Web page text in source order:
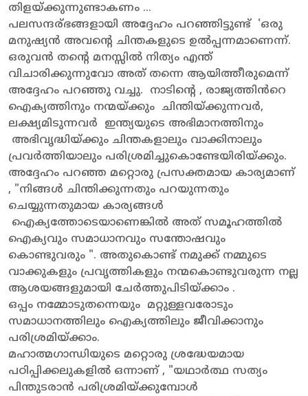
തിളയ്ക്കുന്നുണ്ടാകണം ...
പലസന്ദര്ഭങ്ങളായി അദ്ദേഹം പറഞ്ഞിട്ടുണ്ട് 'ഒരു
മനുഷ്യൻ അവന്റെ ചിന്തകളുടെ ഉൽപ്പന്നമാണെന്ന്.
ഒരുവൻ തന്റെ മനസ്സിൽ നിത്യം എന്ത്
വിചാരിക്കുന്നുവോ അത് തന്നെ ആയിത്തീരുമെന്ന്
അദ്ദേഹം പറഞ്ഞു വച്ചു. നാടിന്റെ , രാജ്യത്തിൻറെ
ഐക്യത്തിനും നന്മയ്ക്കും ചിന്തിയ്ക്കുന്നവർ,
ലക്ഷ്യമിടുന്നവർ ഇന്ത്യയുടെ അഭിമാനത്തിനും
അഭിവൃദ്ധിയ്ക്കും ചിന്തകളാലും വാക്കിനാലും
പ്രവർത്തിയാലും പരിശ്രമിച്ചുകൊണ്ടേയിരിയ്ക്കും.
അദ്ദേഹം പറഞ്ഞ മറ്റൊരു പ്രസക്തമായ കാര്യമാണ്
, "നിങ്ങൾ ചിന്തിക്കുന്നതും പറയുന്നതും
ചെയ്യുന്നതുമായ കാര്യങ്ങൾ
ഐക്യത്തോടെയാണെങ്കിൽ അത്‌ സമൂഹത്തിൽ ‌
ഐക്യവും സമാധാനവും സന്തോഷവും
കൊണ്ടുവരും ". അതുകൊണ്ട് നമുക്ക് നമ്മുടെ
വാക്കുകളും പ്രവൃത്തികളും നന്മകൊണ്ടുവരുന്ന നല്ല
ആശയങ്ങളുമായി ചേർത്തുപിടിയ്ക്കാം .
ഒപ്പം നമ്മോടുതന്നെയും മറ്റുള്ളവരോടും
സമാധാനത്തിലും ഐക്യത്തിലും ജീവിക്കാനും
പരിശ്രമിയ്ക്കാം.
മഹാത്മഗാന്ധിയുടെ മറ്റൊരു ശ്രദ്ധേയമായ
പഠിപ്പിക്കലുകളിൽ ഒന്നാണ് , "യഥാർത്ഥ സത്യം
പിന്തുടരാൻ പരിശ്രമിയ്ക്കുമ്പോൾ